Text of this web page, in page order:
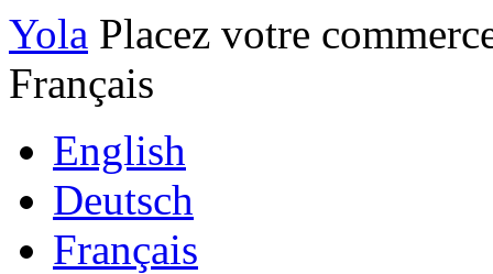
Yola Placez votre
Français
English
Deutsch
Français